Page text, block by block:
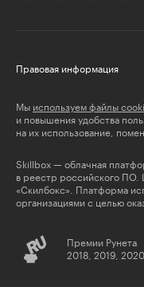
Правовая информация
Мы используем файлы
и повышения удобства
на их использование,
Skillbox — облачная
в реестр российского
«Скилбокс». Платформа
организациями с целью
Премии Рунета
2018, 2019,